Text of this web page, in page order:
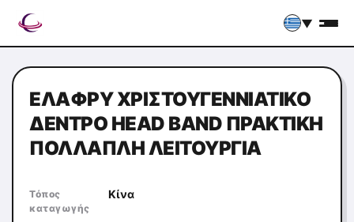
▼
ΕΛΑΦΡΎ ΧΡΙΣΤΟΥΓΕΝΝΙΆΤΙΚΟ
ΔΈΝΤΡΟ HEAD BAND ΠΡΑΚΤΙΚΉ
ΠΟΛΛΑΠΛΉ ΛΕΙΤΟΥΡΓΊΑ
Τόπος
καταγωγής
Κίνα